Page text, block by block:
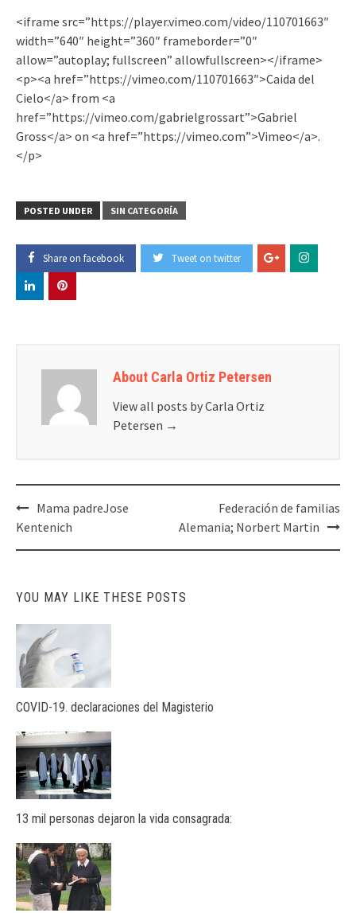
<iframe src=”https://player.vimeo.com/video/110701663″
width=”640″ height=”360″ frameborder=”0″
allow=”autoplay; fullscreen” allowfullscreen></iframe>
<p><a href=”https://vimeo.com/110701663″>Caida del
Cielo</a> from <a
href=”https://vimeo.com/gabrielgrossart”>Gabriel
Gross</a> on <a href=”https://vimeo.com”>Vimeo</a>.
</p>
POSTED UNDER SIN CATEGORÍA
Share on facebook Tweet on twitter
About Carla Ortiz Petersen
View all posts by Carla Ortiz
Petersen →
Post
navigation
Mama padreJose
Kentenich
Federación de familias
Alemania; Norbert Martin
YOU MAY LIKE THESE POSTS
COVID-19. declaraciones del Magisterio
13 mil personas dejaron la vida consagrada: